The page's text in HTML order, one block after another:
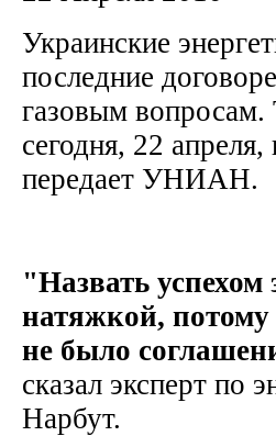
Украинские
последние
газовым вопросам.
сегодня, 22
передает УНИАН.
"Назвать
натяжкой,
не было
сказал эксперт по
Нарбут.